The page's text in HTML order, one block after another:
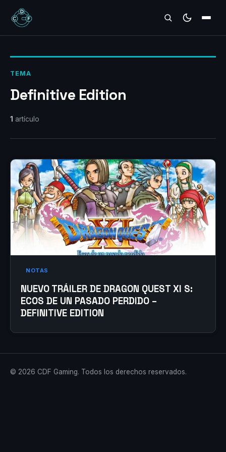
REVIEWS
TEMA
Definitive Edition
1 artículo
NOTAS
NUEVO TRÁILER DE DRAGON QUEST XI S:
ECOS DE UN PASADO PERDIDO –
DEFINITIVE EDITION
© 2026 CDF Gaming. Todos los derechos reservados.